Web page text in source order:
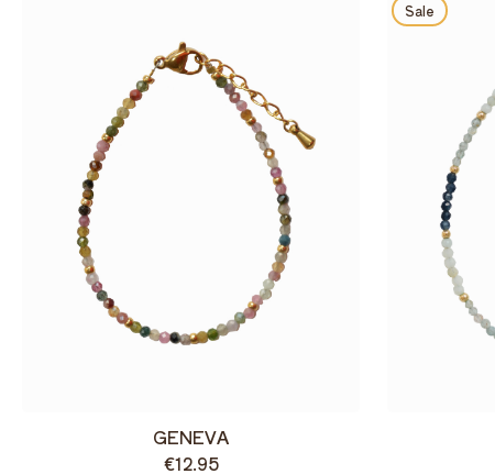
GENEVA
€12.95
Sale